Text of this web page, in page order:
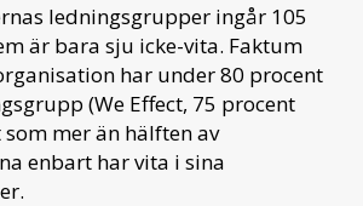
ledningsgrupper ingår 105
är bara sju icke-vita. Faktum
har under 80 procent
(We Effect, 75 procent
mer än hälften av
enbart har vita i sina